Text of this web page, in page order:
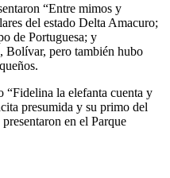
“Entre mimos y
del estado Delta Amacuro;
de Portuguesa; y
Bolívar, pero también hubo
“Fidelina la elefanta cuenta y
presumida y su primo del
en el Parque